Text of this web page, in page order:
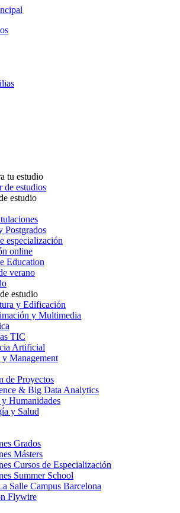
tu estudio
de estudios
estudio
Postgrados
especialización
online
Education
verano
estudio
y Edificación
y Multimedia
TIC
Artificial
y Management
de Proyectos
& Big Data Analytics
Humanidades
y Salud
Grados
Másters
Cursos de Especialización
Summer School
Salle Campus Barcelona
Flywire